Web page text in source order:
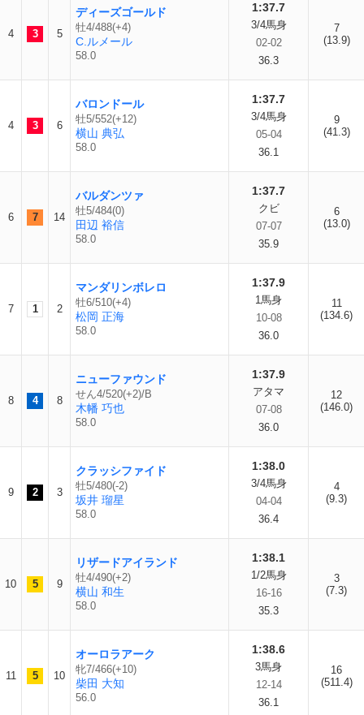
4 3 5
ディーズゴールド
牡4/488(+4)
C.ルメール
58.0
1:37.7
3/4馬身
02-02
36.3
7
(13.9)
4 3 6
バロンドール
牡5/552(+12)
横山 典弘
58.0
1:37.7
3/4馬身
05-04
36.1
9
(41.3)
6 7 14
バルダンツァ
牡5/484(0)
田辺 裕信
58.0
1:37.7
クビ
07-07
35.9
6
(13.0)
7 1 2
マンダリンボレロ
牡6/510(+4)
松岡 正海
58.0
1:37.9
1馬身
10-08
36.0
11
(134.6)
8 4 8
ニューファウンド
せん4/520(+2)/B
木幡 巧也
58.0
1:37.9
アタマ
07-08
36.0
12
(146.0)
9 2 3
クラッシファイド
牡5/480(-2)
坂井 瑠星
58.0
1:38.0
3/4馬身
04-04
36.4
4
(9.3)
10 5 9
リザードアイランド
牡4/490(+2)
横山 和生
58.0
1:38.1
1/2馬身
16-16
35.3
3
(7.3)
11 5 10
オーロラアーク
牝7/466(+10)
柴田 大知
56.0
1:38.6
3馬身
12-14
36.1
16
(511.4)